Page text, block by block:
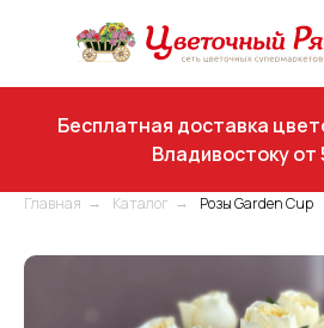
Бесплатная доставка
Владивостоку от
Главная → Каталог → Розы Garden Cup